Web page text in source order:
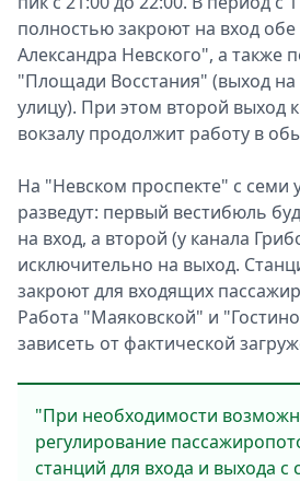
полностью закроют на вход
Александра Невского", а также
"Площади Восстания" (выход
улицу). При этом второй выход
вокзалу продолжит работу в
На "Невском проспекте" с семи
разведут: первый вестибюль
на вход, а второй (у канала
исключительно на выход.
закроют для входящих
Работа "Маяковской" и
зависеть от фактической
"При необходимости
регулирование
станций для входа и выхода с